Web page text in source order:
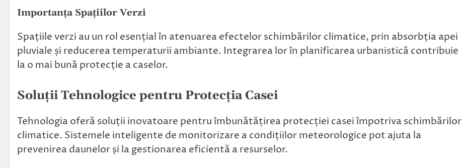
Importanța Spațiilor Verzi
Spațiile verzi au un rol esențial în atenuarea efectelor schimbărilor climatice, prin absorbția apei
pluviale și reducerea temperaturii ambiante. Integrarea lor în planificarea urbanistică contribuie
la o mai bună protecție a caselor.
Soluții Tehnologice pentru Protecția Casei
Tehnologia oferă soluții inovatoare pentru îmbunătățirea protecției casei împotriva schimbărilor
climatice. Sistemele inteligente de monitorizare a condițiilor meteorologice pot ajuta la
prevenirea daunelor și la gestionarea eficientă a resurselor.